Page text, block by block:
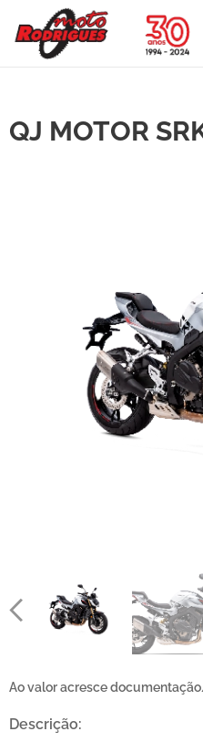
QJ MOTOR
Ao valor acresce
Descrição: